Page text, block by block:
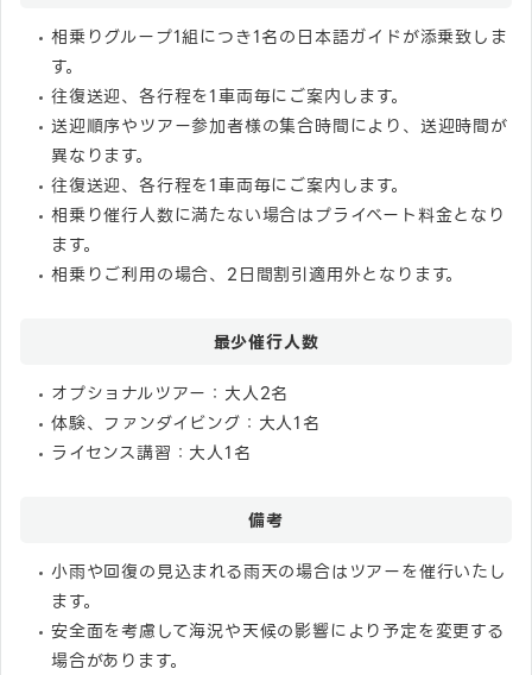
相乗りグループ1組につき1名の日本語ガイドが添乗致しま
す。
往復送迎、各行程を1車両毎にご案内します。
送迎順序やツアー参加者様の集合時間により、送迎時間が
異なります。
往復送迎、各行程を1車両毎にご案内します。
相乗り催行人数に満たない場合はプライベート料金となり
ます。
相乗りご利用の場合、2日間割引適用外となります。
最少催行人数
オプショナルツアー：大人2名
体験、ファンダイビング：大人1名
ライセンス講習：大人1名
備考
小雨や回復の見込まれる雨天の場合はツアーを催行いたし
ます。
安全面を考慮して海況や天候の影響により予定を変更する
場合があります。